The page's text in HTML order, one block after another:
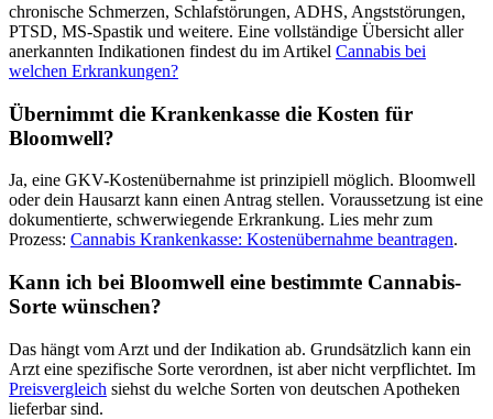
chronische Schmerzen, Schlafstörungen, ADHS, Angststörungen,
PTSD, MS-Spastik und weitere. Eine vollständige Übersicht aller
anerkannten Indikationen findest du im Artikel Cannabis bei
welchen Erkrankungen?
Übernimmt die Krankenkasse die Kosten für
Bloomwell?
Ja, eine GKV-Kostenübernahme ist prinzipiell möglich. Bloomwell
oder dein Hausarzt kann einen Antrag stellen. Voraussetzung ist eine
dokumentierte, schwerwiegende Erkrankung. Lies mehr zum
Prozess: Cannabis Krankenkasse: Kostenübernahme beantragen.
Kann ich bei Bloomwell eine bestimmte Cannabis-
Sorte wünschen?
Das hängt vom Arzt und der Indikation ab. Grundsätzlich kann ein
Arzt eine spezifische Sorte verordnen, ist aber nicht verpflichtet. Im
Preisvergleich siehst du welche Sorten von deutschen Apotheken
lieferbar sind.